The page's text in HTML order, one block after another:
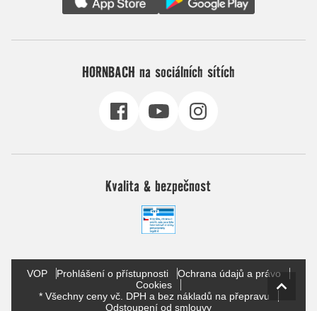
HORNBACH na sociálních sítích
Kvalita & bezpečnost
VOP Prohlášení o přístupnosti
Ochrana údajů a právo
Cookies
* Všechny ceny vč. DPH a bez nákladů na přepravu
Odstoupení od smlouvy